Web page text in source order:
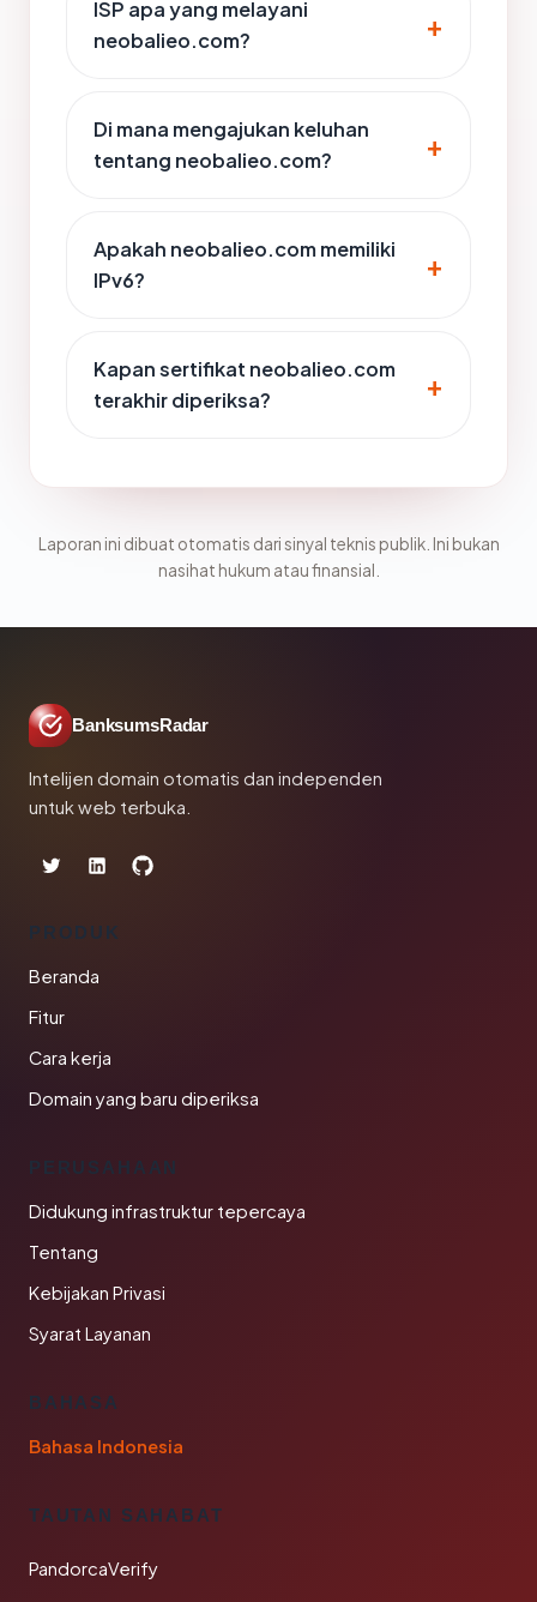
ISP apa yang melayani
neobalieo.com?
Di mana mengajukan keluhan
tentang neobalieo.com?
Apakah neobalieo.com memiliki
IPv6?
Kapan sertifikat neobalieo.com
terakhir diperiksa?
Laporan ini dibuat otomatis dari sinyal teknis publik. Ini bukan
nasihat hukum atau finansial.
BanksumsRadar
Intelijen domain otomatis dan independen
untuk web terbuka.
PRODUK
Beranda
Fitur
Cara kerja
Domain yang baru diperiksa
PERUSAHAAN
Didukung infrastruktur tepercaya
Tentang
Kebijakan Privasi
Syarat Layanan
BAHASA
Bahasa Indonesia
TAUTAN SAHABAT
PandorcaVerify